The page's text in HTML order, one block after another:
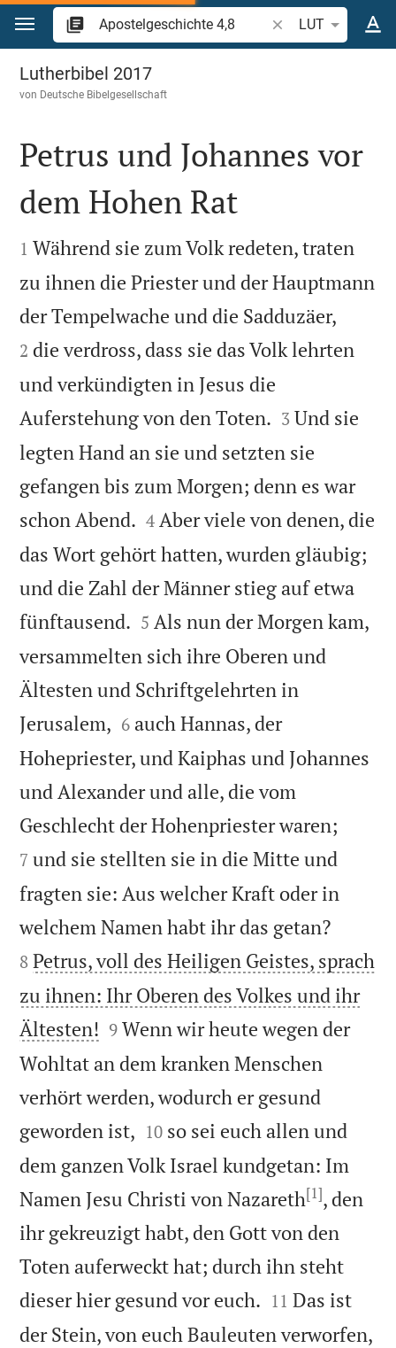
Zum Inhalt springen
Bibelstelle oder
LUT
Apostelgeschichte 4
Lutherbibel 2017
von Deutsche Bibelgesellschaft

Petrus und Johannes vor
dem Hohen Rat

1 Während sie zum Volk redeten, traten
zu ihnen die Priester und der Hauptmann
der Tempelwache und die Sadduzäer,
2 die verdross, dass sie das Volk lehrten
und verkündigten in Jesus die
Auferstehung von den Toten. 

3 Und sie
legten Hand an sie und setzten sie
gefangen bis zum Morgen; denn es war
schon Abend. 

4 Aber viele von denen, die
das Wort gehört hatten, wurden gläubig;
und die Zahl der Männer stieg auf etwa
fünftausend. 

5 Als nun der Morgen kam,
versammelten sich ihre Oberen und
Ältesten und Schriftgelehrten in
Jerusalem, 

6 auch Hannas, der
Hohepriester, und Kaiphas und Johannes
und Alexander und alle, die vom
Geschlecht der Hohenpriester waren;
7 und sie stellten sie in die Mitte und
fragten sie: Aus welcher Kraft oder in
welchem Namen habt ihr das getan?
8 Petrus, voll des Heiligen Geistes, sprach
zu ihnen: Ihr Oberen des Volkes und ihr
Ältesten! 

9 Wenn wir heute wegen der
Wohltat an dem kranken Menschen
verhört werden, wodurch er gesund
geworden ist, 

10 so sei euch allen und
dem ganzen Volk Israel kundgetan: Im
Namen Jesu Christi von Nazareth[1], den
ihr gekreuzigt habt, den Gott von den
Toten auferweckt hat; durch ihn steht
dieser hier gesund vor euch. 

11 Das ist
der Stein, von euch Bauleuten verworfen,